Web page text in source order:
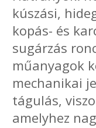
kúszási,
kopás- és
sugárzás
műanyagok
mechanikai
tágulás,
amelyhez